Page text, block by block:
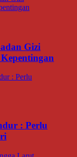
Gizi
: Perlu